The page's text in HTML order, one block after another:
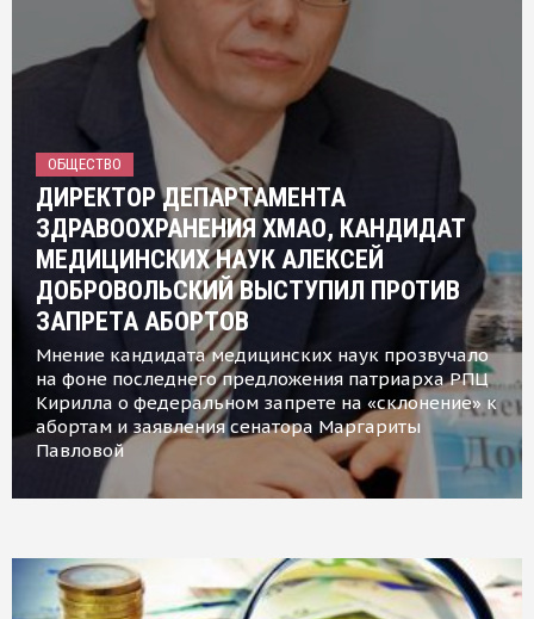
ОБЩЕСТВО
ДИРЕКТОР ДЕПАРТАМЕНТА
ЗДРАВООХРАНЕНИЯ ХМАО, КАНДИДАТ
МЕДИЦИНСКИХ НАУК АЛЕКСЕЙ
ДОБРОВОЛЬСКИЙ ВЫСТУПИЛ ПРОТИВ
ЗАПРЕТА АБОРТОВ
Мнение кандидата медицинских наук прозвучало
на фоне последнего предложения патриарха РПЦ
Кирилла о федеральном запрете на «склонение» к
абортам и заявления сенатора Маргариты
Павловой